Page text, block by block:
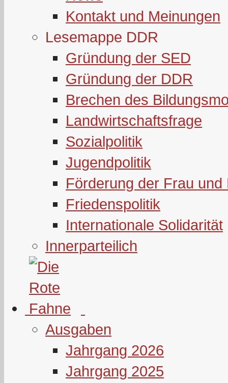
Kontakt und Meinungen
Lesemappe DDR
Gründung der SED
Gründung der DDR
Brechen des
Landwirtschaftsfrage
Sozialpolitik
Jugendpolitik
Förderung der Frau und
Friedenspolitik
Internationale Solidarität
Innerparteilich
Ausgaben
Jahrgang 2026
Jahrgang 2025